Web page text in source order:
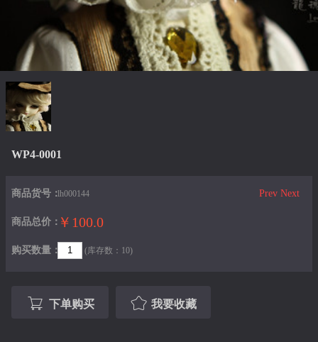
WP4-0001
Prev Next
商品货号：lh000144
商品总价： ￥100.0
购买数量： (库存数：10)
下单购买 我要收藏